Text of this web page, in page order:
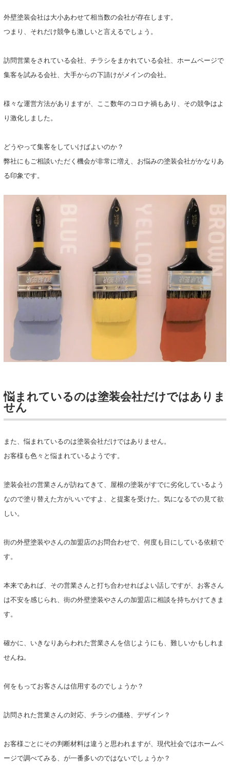
外壁塗装会社は大小あわせて相当数の会社が存在します。
つまり、それだけ競争も激しいと言えるでしょう。
訪問営業をされている会社、チラシをまかれている会社、ホームページで
集客を試みる会社、大手からの下請けがメインの会社。
様々な運営方法がありますが、ここ数年のコロナ禍もあり、その競争はよ
り激化しました。
どうやって集客をしていけばよいのか？
弊社にもご相談いただく機会が非常に増え、お悩みの塗装会社がかなりあ
る印象です。
悩まれているのは塗装会社だけではありま
せん
また、悩まれているのは塗装会社だけではありません。
お客様も色々と悩まれているようです。
塗装会社の営業さんが訪ねてきて、屋根の塗装がすでに劣化しているよう
なので塗り替えた方がいいですよ、と提案を受けた。気になるでの見て欲
しい。
街の外壁塗装やさんの加盟店のお問合わせで、何度も目にしている依頼で
す。
本来であれば、その営業さんと打ち合わせればよい話しですが、お客さん
は不安を感じられ、街の外壁塗装やさんの加盟店に相談を持ちかけてきま
す。
確かに、いきなりあらわれた営業さんを信じようにも、難しいかもしれま
せんね。
何をもってお客さんは信用するのでしょうか？
訪問された営業さんの対応、チラシの価格、デザイン？
お客様ごとにその判断材料は違うと思われますが、現代社会ではホームペ
ージで調べてみる、が一番多いのではないでしょうか？